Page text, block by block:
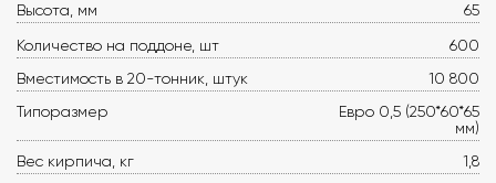
Высота, мм
65
Количество на поддоне, шт
600
Вместимость в 20-тонник, штук
10 800
Типоразмер
Евро 0,5 (250*60*65
мм)
Вес кирпича, кг
1,8